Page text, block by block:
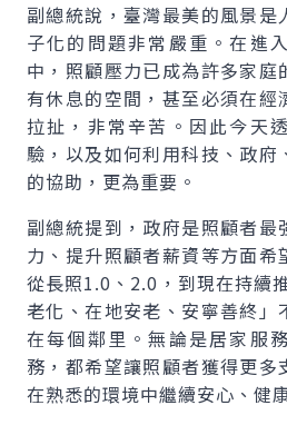
副總統說，臺灣最美的風景是
子化的問題非常嚴重。在進
中，照顧壓力已成為許多家庭
有休息的空間，甚至必須在
拉扯，非常辛苦。因此今天
驗，以及如何利用科技、政府
的協助，更為重要。
副總統提到，政府是照顧者最
力、提升照顧者薪資等方面希
從長照1.0、2.0，到現在持續
老化、在地安老、安寧善終
在每個鄰里。無論是居家服
務，都希望讓照顧者獲得更
在熟悉的環境中繼續安心、健